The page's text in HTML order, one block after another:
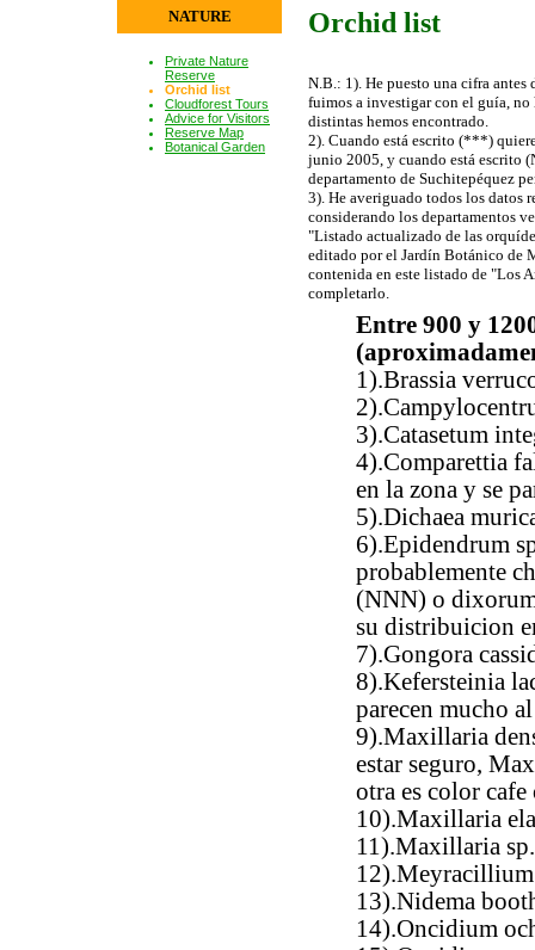
NATURE
Private Nature
Reserve
Orchid list
Cloudforest Tours
Advice for Visitors
Reserve Map
Botanical Garden
Orchid list
N.B.: 1). He puesto una cifra antes
fuimos a investigar con el guía, no
distintas hemos encontrado.
2). Cuando está escrito (***)
junio 2005, y cuando está escrito
departamento de Suchitepéquez
3). He averiguado todos los datos
considerando los departamentos
"Listado actualizado de las
editado por el Jardín Botánico de
contenida en este listado de "Los
completarlo.
Entre 900 y
1).Brassia
3).Catasetum
4).Comparettia
en la zona y se
5).Dichaea
6).Epidendrum
probablemente
(NNN) o dixorum
su distribuicion
7).Gongora
8).Kefersteinia
parecen mucho
9).Maxillaria
estar seguro,
otra es color
10).Maxillaria
11).Maxillaria
13).Nidema
14).Oncidium